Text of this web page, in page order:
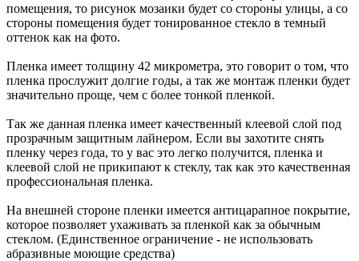
помещения, то рисунок мозаики будет со стороны улицы, а со
стороны помещения будет тонированное стекло в темный
оттенок как на фото.
Пленка имеет толщину 42 микрометра, это говорит о том, что
пленка прослужит долгие годы, а так же монтаж пленки будет
значительно проще, чем с более тонкой пленкой.
Так же данная пленка имеет качественный клеевой слой под
прозрачным защитным лайнером. Если вы захотите снять
пленку через года, то у вас это легко получится, пленка и
клеевой слой не прикипают к стеклу, так как это качественная
профессиональная пленка.
На внешней стороне пленки имеется антицарапное покрытие,
которое позволяет ухаживать за пленкой как за обычным
стеклом. (Единственное ограничение - не использовать
абразивные моющие средства)